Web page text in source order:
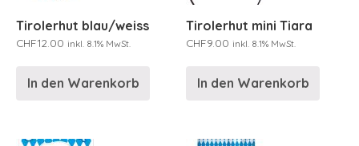
Tirolerhut blau/weiss
CHF12.00 inkl. 8.1% MwSt.
In den Warenkorb
Tirolerhut mini Tiara
CHF9.00 inkl. 8.1% MwSt.
In den Warenkorb